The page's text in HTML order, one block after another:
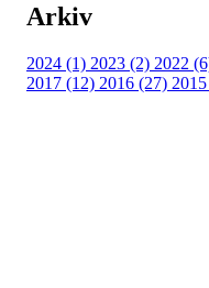
Arkiv
2024 (1) 2023 (2) 2022
2017 (12) 2016 (27)